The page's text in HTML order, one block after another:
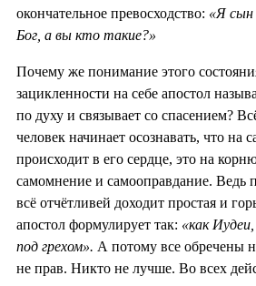
окончательное превосходство: «Я сын
Бог, а вы кто такие?»
Почему же понимание этого
зацикленности на себе апостол
по духу и связывает со спасением?
человек начинает осознавать, что на
происходит в его сердце, это на
самомнение и самооправдание. Ведь
всё отчётливей доходит простая и
апостол формулирует так: «как
под грехом». А потому все обречены
не прав. Никто не лучше. Во всех